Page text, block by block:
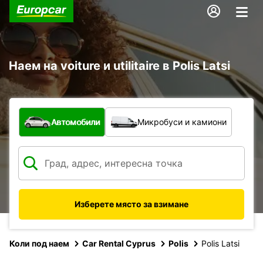
Наем на voiture и utilitaire в Polis Latsi
С какво превозно средство?
Автомобили Микробуси и камиони
Изберете място за взимане
Коли под наем Car Rental Cyprus Polis Polis Latsi